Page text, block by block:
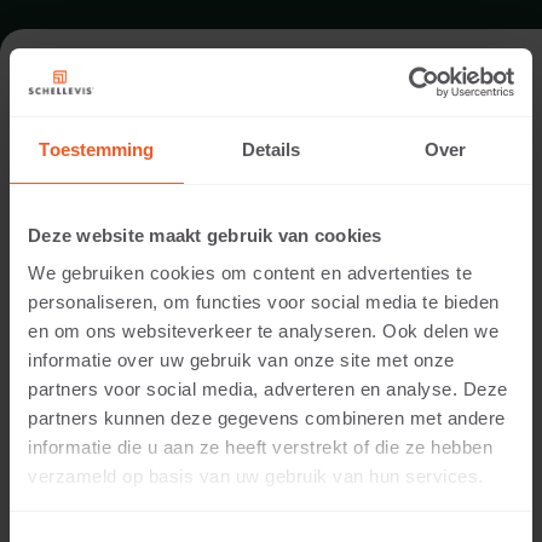
Toestemming Details Over
Deze website maakt gebruik van cookies
We gebruiken cookies om content en advertenties te
personaliseren, om functies voor social media te bieden
en om ons websiteverkeer te analyseren. Ook delen we
informatie over uw gebruik van onze site met onze
partners voor social media, adverteren en analyse. Deze
partners kunnen deze gegevens combineren met andere
informatie die u aan ze heeft verstrekt of die ze hebben
verzameld op basis van uw gebruik van hun services.
TUIN IN VEENENDAAL
Uitvoering:
Locatie:
Veenendaal
Toepassing:
Tuin
Fotografie:
Cees Rijnen
Producten:
Grootformaat tegel 100x100x5 Grijs
Grootformaat tegel 120x120x7 Grijs